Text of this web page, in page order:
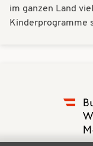
im ganzen Land
Kinderprogramme